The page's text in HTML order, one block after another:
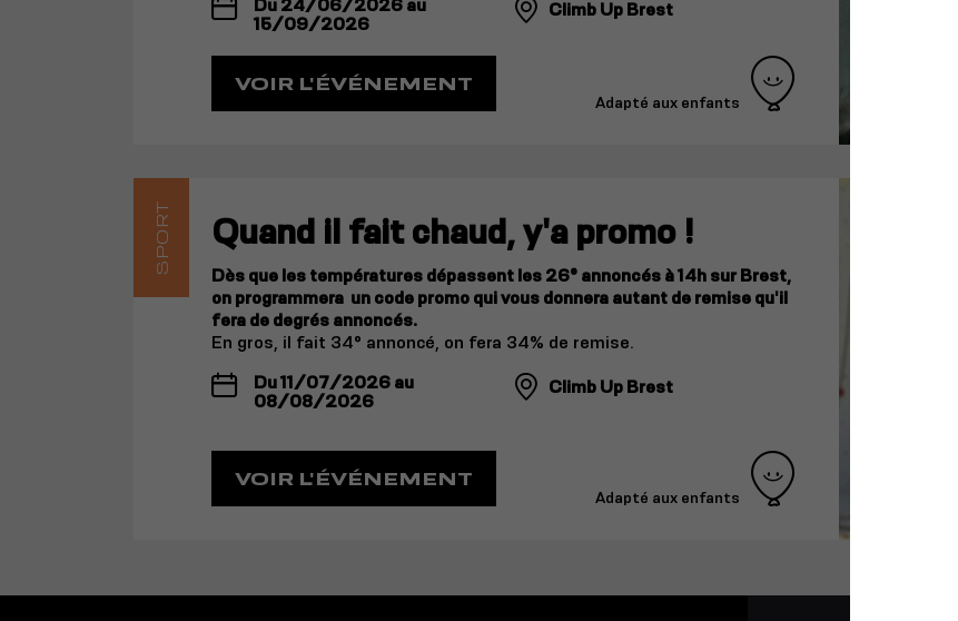
Du 24/06/2026 au
15/09/2026
Climb Up Brest
Adapté aux enfants
VOIR L'ÉVÉNEMENT
SPORT Quand il fait chaud, y'a promo !
Dès que les températures dépassent les 26° annoncés à 14h sur Brest,
on programmera un code promo qui vous donnera autant de remise qu'il
fera de degrés annoncés.
En gros, il fait 34° annoncé, on fera 34% de remise.
Du 11/07/2026 au
08/08/2026
Climb Up Brest
Adapté aux enfants
VOIR L'ÉVÉNEMENT